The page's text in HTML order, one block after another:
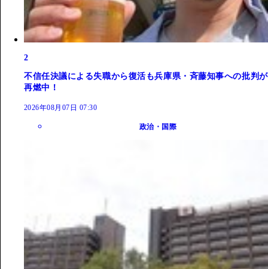
2
不信任決議による失職から復活も兵庫県・斉藤知事への批判が
再燃中！
2026年08月07日 07:30
政治・国際